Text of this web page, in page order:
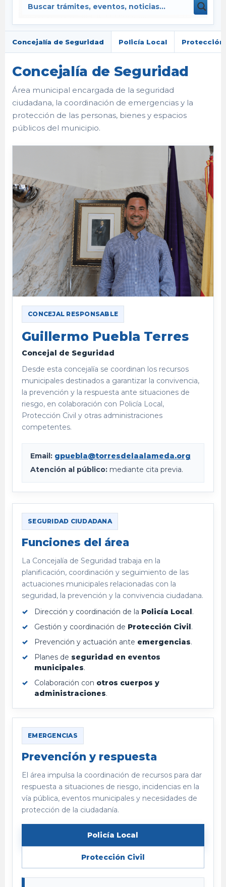
Concejalía de Seguridad Policía Local Protección
Concejalía de Seguridad
Área municipal encargada de la seguridad
ciudadana, la coordinación de emergencias y la
protección de las personas, bienes y espacios
públicos del municipio.
CONCEJAL RESPONSABLE
Guillermo Puebla Terres
Concejal de Seguridad
Desde esta concejalía se coordinan los recursos
municipales destinados a garantizar la convivencia,
la prevención y la respuesta ante situaciones de
riesgo, en colaboración con Policía Local,
Protección Civil y otras administraciones
competentes.
Email: gpuebla@torresdelaalameda.org
Atención al público: mediante cita previa.
SEGURIDAD CIUDADANA
Funciones del área
La Concejalía de Seguridad trabaja en la
planificación, coordinación y seguimiento de las
actuaciones municipales relacionadas con la
seguridad, la prevención y la convivencia ciudadana.
Dirección y coordinación de la Policía Local.
Gestión y coordinación de Protección Civil.
Prevención y actuación ante emergencias.
Planes de seguridad en eventos
municipales.
Colaboración con otros cuerpos y
administraciones.
EMERGENCIAS
Prevención y respuesta
El área impulsa la coordinación de recursos para dar
respuesta a situaciones de riesgo, incidencias en la
vía pública, eventos municipales y necesidades de
protección de la ciudadanía.
Policía Local
Protección Civil